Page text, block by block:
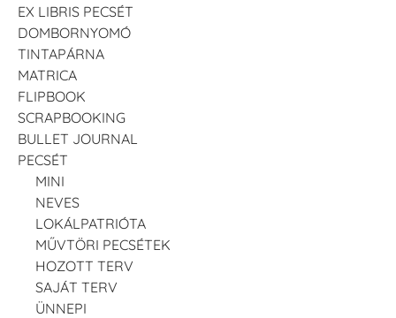
EX LIBRIS PECSÉT
DOMBORNYOMÓ
TINTAPÁRNA
MATRICA
FLIPBOOK
SCRAPBOOKING
BULLET JOURNAL
PECSÉT
MINI
NEVES
LOKÁLPATRIÓTA
MŰVTÖRI PECSÉTEK
HOZOTT TERV
SAJÁT TERV
ÜNNEPI